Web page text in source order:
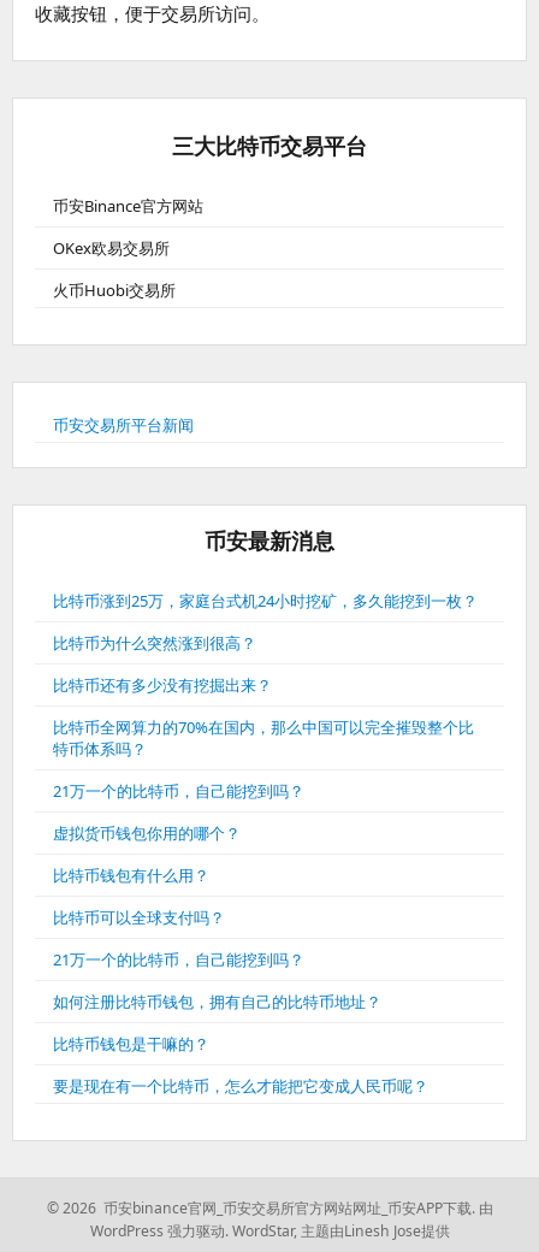
收藏按钮，便于交易所访问。
三大比特币交易平台
币安Binance官方网站
OKex欧易交易所
火币Huobi交易所
币安交易所平台新闻
币安最新消息
比特币涨到25万，家庭台式机24小时挖矿，多久能挖到一枚？
比特币为什么突然涨到很高？
比特币还有多少没有挖掘出来？
比特币全网算力的70%在国内，那么中国可以完全摧毁整个比
特币体系吗？
21万一个的比特币，自己能挖到吗？
虚拟货币钱包你用的哪个？
比特币钱包有什么用？
比特币可以全球支付吗？
21万一个的比特币，自己能挖到吗？
如何注册比特币钱包，拥有自己的比特币地址？
比特币钱包是干嘛的？
要是现在有一个比特币，怎么才能把它变成人民币呢？
© 2026 币安binance官网_币安交易所官方网站网址_币安APP下载. 由
WordPress 强力驱动. WordStar, 主题由Linesh Jose提供